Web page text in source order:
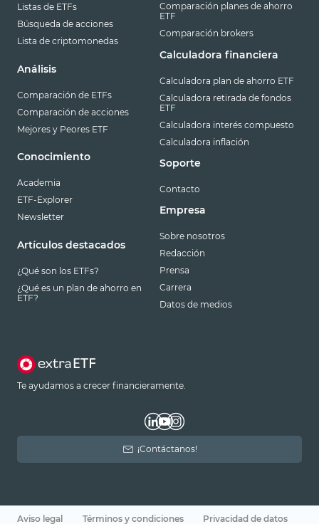
Listas de ETFs
Búsqueda de acciones
Lista de criptomonedas
Análisis
Comparación de ETFs
Comparación de acciones
Mejores y Peores ETF
Conocimiento
Academia
ETF-Explorer
Newsletter
Artículos destacados
¿Qué son los ETFs?
¿Qué es un plan de ahorro en
ETF?
Comparación planes de ahorro
ETF
Comparación brokers
Calculadora financiera
Calculadora plan de ahorro ETF
Calculadora retirada de fondos
ETF
Calculadora interés compuesto
Calculadora inflación
Soporte
Contacto
Empresa
Sobre nosotros
Redacción
Prensa
Carrera
Datos de medios
Te ayudamos a crecer financieramente.
¡Contáctanos!
Aviso legal Términos y condiciones Privacidad de datos